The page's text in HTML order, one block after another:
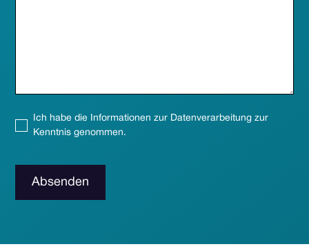
Ich habe die Informationen zur Datenverarbeitung zur
Kenntnis genommen.